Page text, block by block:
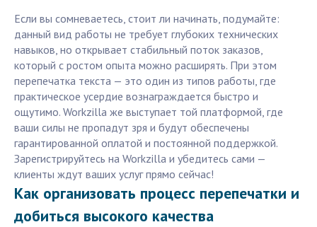
Если вы сомневаетесь, стоит ли начинать, подумайте:
данный вид работы не требует глубоких технических
навыков, но открывает стабильный поток заказов,
который с ростом опыта можно расширять. При этом
перепечатка текста — это один из типов работы, где
практическое усердие вознаграждается быстро и
ощутимо. Workzilla же выступает той платформой, где
ваши силы не пропадут зря и будут обеспечены
гарантированной оплатой и постоянной поддержкой.
Зарегистрируйтесь на Workzilla и убедитесь сами —
клиенты ждут ваших услуг прямо сейчас!
Как организовать процесс перепечатки и
добиться высокого качества